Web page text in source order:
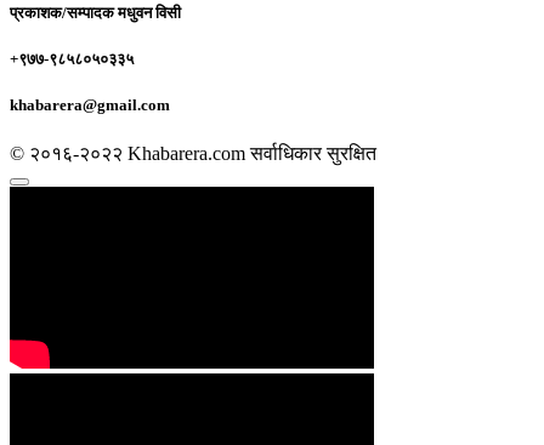
प्रकाशक/सम्पादकमधुवन विसी
+९७७-९८५८०५०३३५
khabarera@gmail.com
© २०१६-२०२२ Khabarera.com सर्वाधिकार सुरक्षित